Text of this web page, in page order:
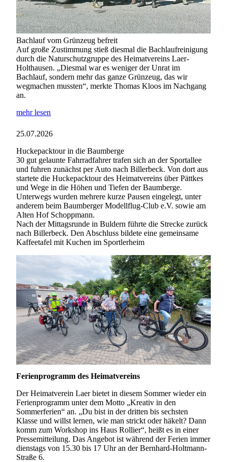
Bachlauf vom Grünzeug befreit
Auf große Zustimmung stieß diesmal die Bachlaufreinigung
durch die Naturschutzgruppe des Heimatvereins Laer-
Holthausen. „Diesmal war es weniger der Unrat im
Bachlauf, sondern mehr das ganze Grünzeug, das wir
wegmachen mussten“, merkte Thomas Kloos im Nachgang
an.
mehr lesen
25.07.2026
Huckepacktour in die Baumberge
30 gut gelaunte Fahrradfahrer trafen sich an der Sportallee
und fuhren zunächst per Auto nach Billerbeck. Von dort aus
startete die Huckepacktour des Heimatvereins über Pättkes
und Wege in die Höhen und Tiefen der Baumberge.
Unterwegs wurden mehrere kurze Pausen eingelegt, unter
anderem beim Baumberger Modellflug-Club e.V. sowie am
Alten Hof Schoppmann.
Nach der Mittagsrunde in Buldern führte die Strecke zurück
nach Billerbeck. Den Abschluss bildete eine gemeinsame
Kaffeetafel mit Kuchen im Sportlerheim
Ferienprogramm des Heimatvereins
Der Heimatverein Laer bietet in diesem Sommer wieder ein
Ferienprogramm unter dem Motto „Kreativ in den
Sommerferien“ an. „Du bist in der dritten bis sechsten
Klasse und willst lernen, wie man strickt oder häkelt? Dann
komm zum Workshop ins Haus Rollier“, heißt es in einer
Pressemitteilung. Das Angebot ist während der Ferien immer
dienstags von 15.30 bis 17 Uhr an der Bernhard-Holtmann-
Straße 6.